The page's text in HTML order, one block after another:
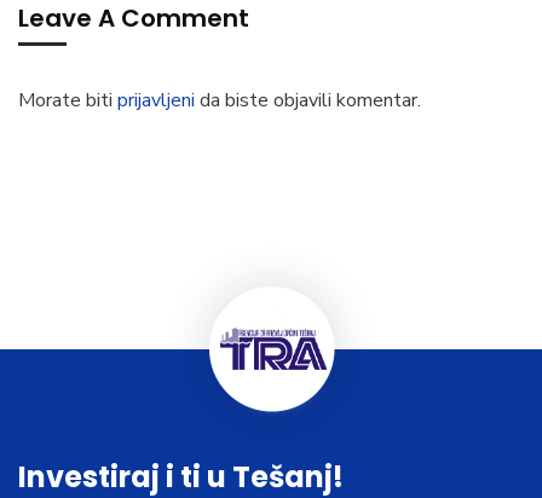
Leave A Comment
Morate biti prijavljeni da biste objavili komentar.
Investiraj i ti u Tešanj!